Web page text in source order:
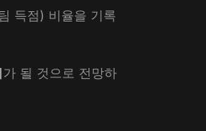
득점) 비율을 기록
가 될 것으로 전망하